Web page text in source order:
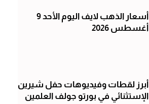
أسعار الذهب لايف اليوم الأحد 9
أغسطس 2026
أبرز لقطات وفيديوهات حفل شيرين
الإستثنائي في بورتو جولف العلمين